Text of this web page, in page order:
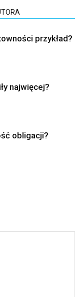
przykład?
najwięcej?
obligacji?